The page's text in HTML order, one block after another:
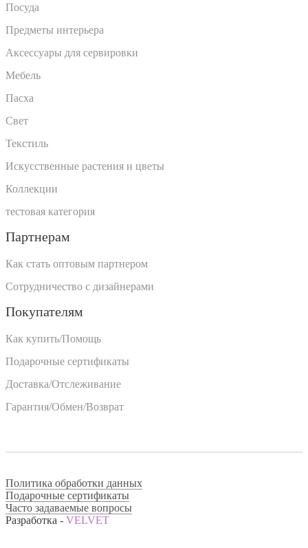
Посуда
Предметы интерьера
Аксессуары для сервировки
Мебель
Пасха
Свет
Текстиль
Искусственные растения и цветы
Коллекции
тестовая категория
Партнерам
Как стать оптовым партнером
Сотрудничество с дизайнерами
Покупателям
Как купить/Помощь
Подарочные сертификаты
Доставка/Отслеживание
Гарантия/Обмен/Возврат
Политика обработки данных
Подарочные сертификаты
Часто задаваемые вопросы
Разработка - VELVET